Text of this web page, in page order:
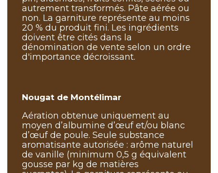
autrement transformés. Pâte aérée ou
non. La garniture représente au moins
20 % du produit fini. Les ingrédients
doivent être cités dans la
dénomination de vente selon un ordre
d'importance décroissant.
Nougat de Montélimar
Aération obtenue uniquement au
moyen d’albumine d’œuf et/ou blanc
d’œuf de poule. Seule substance
aromatisante autorisée : arôme naturel
de vanille (minimum 0,5 g équivalent
gousse par kg de matières